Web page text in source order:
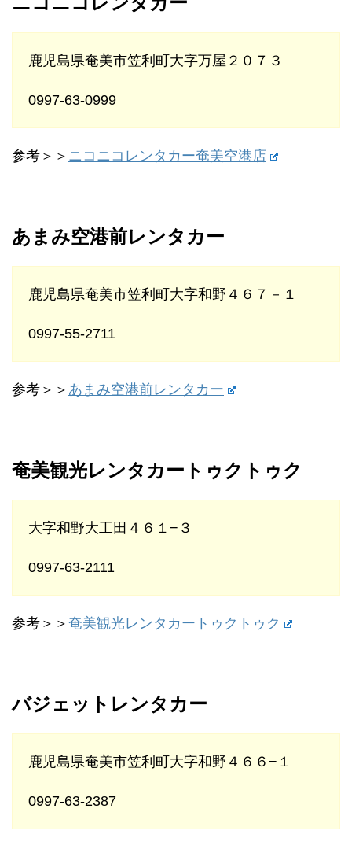
鹿児島県奄美市笠利町大字万屋２０７３
0997-63-0999
参考＞＞ ニコニコレンタカー奄美空港店
あまみ空港前レンタカー
鹿児島県奄美市笠利町大字和野４６７－１
0997-55-2711
参考＞＞ あまみ空港前レンタカー
奄美観光レンタカートゥクトゥク
大字和野大工田４６１−３
0997-63-2111
参考＞＞ 奄美観光レンタカートゥクトゥク
バジェットレンタカー
鹿児島県奄美市笠利町大字和野４６６−１
0997-63-2387